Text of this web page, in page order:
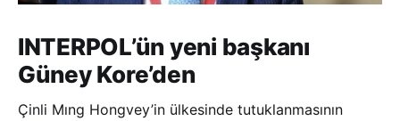
INTERPOL’ün yeni başkanı
Güney Kore’den
Çinli Mıng Hongvey’in ülkesinde tutuklanmasının